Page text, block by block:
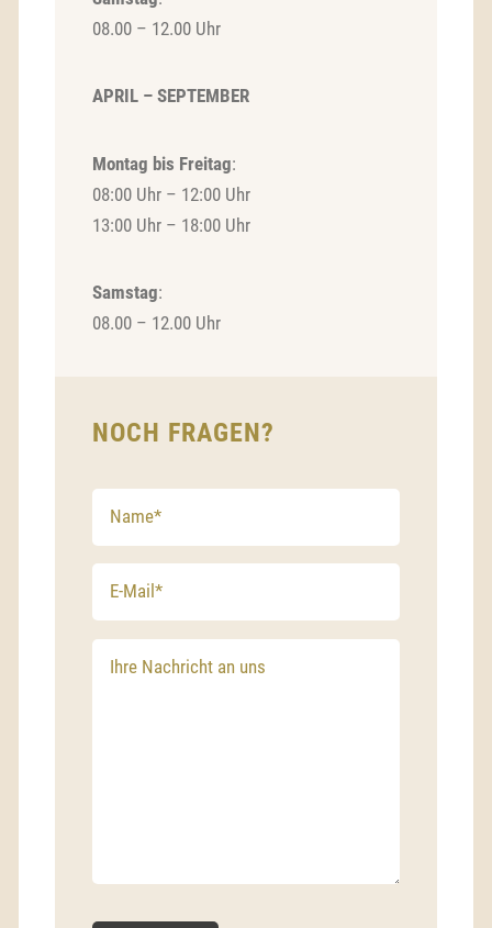
08.00 – 12.00 Uhr
APRIL – SEPTEMBER
Montag bis Freitag:
08:00 Uhr – 12:00 Uhr
13:00 Uhr – 18:00 Uhr
Samstag:
08.00 – 12.00 Uhr
NOCH FRAGEN?